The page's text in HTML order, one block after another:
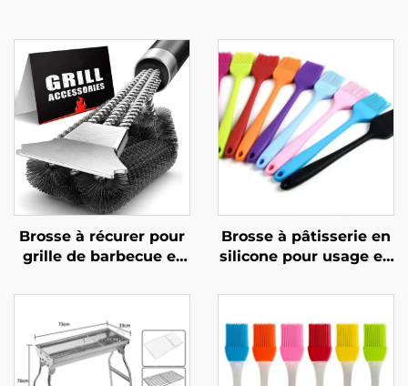
Brosse à récurer pour
grille de barbecue et
multifonctionnelle,
durable et réutilisable,
avec manche en acier
inoxydable et
plastique, outil pour
Brosse à pâtisserie en
silicone pour usage en
barbecue : sans
aliments, durable,
réutilisable et
respectueuse de